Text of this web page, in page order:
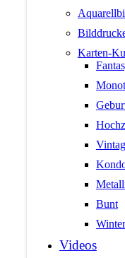
Karten-
Bunt
Winter
Videos